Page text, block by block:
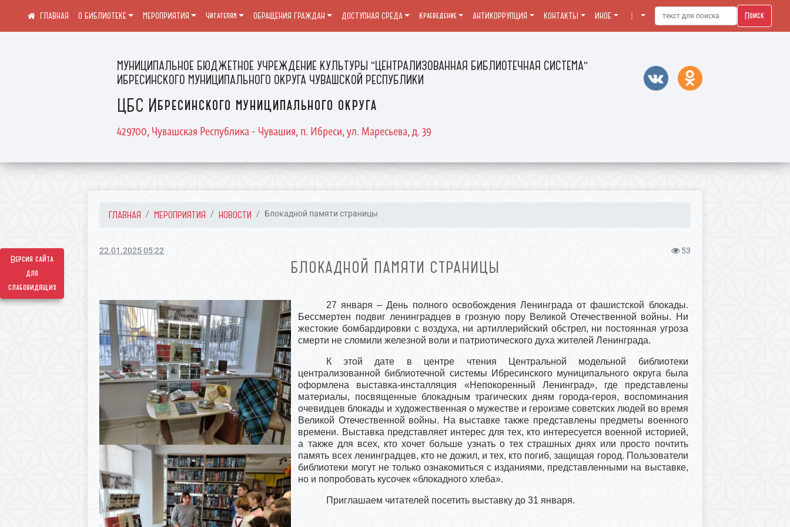
Версия сайта
для
слабовидящих
МУНИЦИПАЛЬНОЕ БЮДЖЕТНОЕ УЧРЕЖДЕНИЕ КУЛЬТУРЫ "ЦЕНТРАЛИЗОВАННАЯ БИБЛИОТЕЧНАЯ СИСТЕМА"
ИБРЕСИНСКОГО МУНИЦИПАЛЬНОГО ОКРУГА ЧУВАШСКОЙ РЕСПУБЛИКИ
ЦБС Ибресинского муниципального округа
429700, Чувашская Республика - Чувашия, п. Ибреси, ул. Маресьева, д. 39
О БИБЛИОТЕКЕ МЕРОПРИЯТИЯ Читателям ОБРАЩЕНИЯ ГРАЖДАН ДОСТУПНАЯ СРЕДА Краеведение АНТИКОРРУПЦИЯ КОНТАКТЫ ИНОЕ ⋮ Поиск
ГЛАВНАЯ МЕРОПРИЯТИЯ НОВОСТИ Блокадной памяти страницы
22.01.2025 05:22 53
БЛОКАДНОЙ ПАМЯТИ СТРАНИЦЫ
27 января – День полного освобождения Ленинграда от фашистской блокады.
Бессмертен подвиг ленинградцев в грозную пору Великой Отечественной войны. Ни
жестокие бомбардировки с воздуха, ни артиллерийский обстрел, ни постоянная угроза
смерти не сломили железной воли и патриотического духа жителей Ленинграда.
К этой дате в центре чтения Центральной модельной библиотеки
централизованной библиотечной системы Ибресинского муниципального округа была
оформлена выставка-инсталляция «Непокоренный Ленинград», где представлены
материалы, посвященные блокадным трагических дням города-героя, воспоминания
очевидцев блокады и художественная о мужестве и героизме советских людей во время
Великой Отечественной войны. На выставке также представлены предметы военного
времени. Выставка представляет интерес для тех, кто интересуется военной историей,
а также для всех, кто хочет больше узнать о тех страшных днях или просто почтить
память всех ленинградцев, кто не дожил, и тех, кто погиб, защищая город. Пользователи
библиотеки могут не только ознакомиться с изданиями, представленными на выставке,
но и попробовать кусочек «блокадного хлеба».
Приглашаем читателей посетить выставку до 31 января.